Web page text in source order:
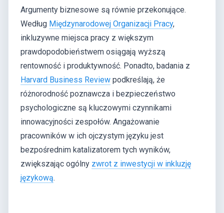
Argumenty biznesowe są równie przekonujące.
Według Międzynarodowej Organizacji Pracy,
inkluzywne miejsca pracy z większym
prawdopodobieństwem osiągają wyższą
rentowność i produktywność. Ponadto, badania z
Harvard Business Review podkreślają, że
różnorodność poznawcza i bezpieczeństwo
psychologiczne są kluczowymi czynnikami
innowacyjności zespołów. Angażowanie
pracowników w ich ojczystym języku jest
bezpośrednim katalizatorem tych wyników,
zwiększając ogólny zwrot z inwestycji w inkluzję
językową.